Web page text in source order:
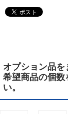
オプション品
希望商品の個数
い。